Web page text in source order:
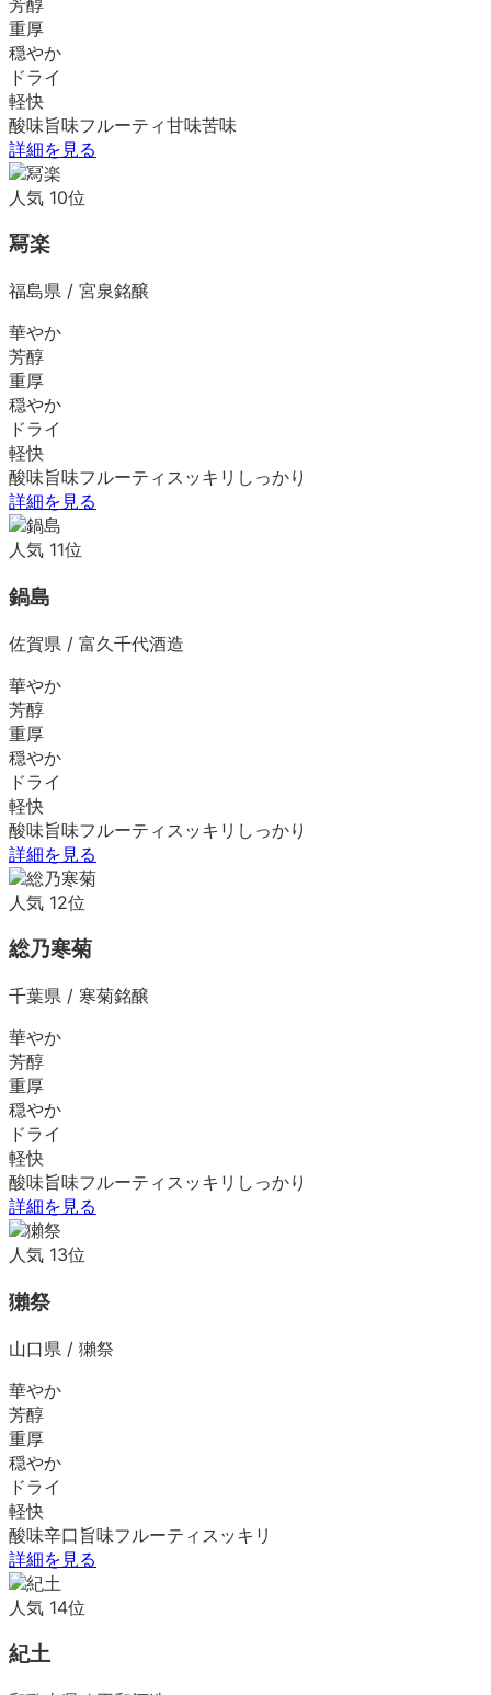
重厚
穏やか
ドライ
軽快
酸味旨味フルーティ甘味苦味
詳細を見る
人気 10位
冩楽
福島県 / 宮泉銘醸
華やか
芳醇
重厚
穏やか
ドライ
軽快
酸味旨味フルーティ スッキリ しっかり
詳細を見る
人気 11位
鍋島
佐賀県 / 富久千代酒造
華やか
芳醇
重厚
穏やか
ドライ
軽快
酸味旨味フルーティ スッキリ しっかり
詳細を見る
人気 12位
総乃寒菊
千葉県 / 寒菊銘醸
華やか
芳醇
重厚
穏やか
ドライ
軽快
酸味旨味フルーティ スッキリ しっかり
詳細を見る
人気 13位
獺祭
山口県 / 獺祭
華やか
芳醇
重厚
穏やか
ドライ
軽快
酸味辛口 旨味フルーティ スッキリ
詳細を見る
人気 14位
紀土